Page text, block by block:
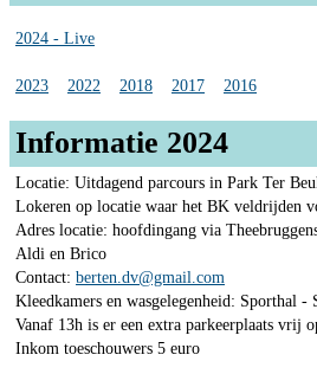
2024 - Live
2023 2022 2018 2017 2016
Informatie 2024
Locatie: Uitdagend parcours in Park Ter
Lokeren op locatie waar het BK veldrijden
Adres locatie: hoofdingang via
Aldi en Brico
Contact: berten.dv@gmail.com
Kleedkamers en wasgelegenheid: Sporthal -
Vanaf 13h is er een extra parkeerplaats vrij
Inkom toeschouwers 5 euro